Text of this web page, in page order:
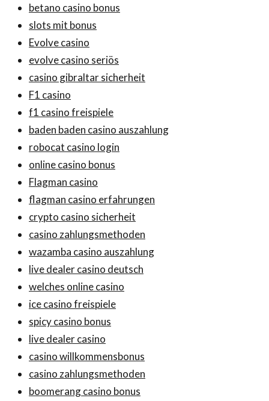
betano casino bonus
slots mit bonus
Evolve casino
evolve casino seriös
casino gibraltar sicherheit
F1 casino
f1 casino freispiele
baden baden casino auszahlung
robocat casino login
online casino bonus
Flagman casino
flagman casino erfahrungen
crypto casino sicherheit
casino zahlungsmethoden
wazamba casino auszahlung
live dealer casino deutsch
welches online casino
ice casino freispiele
spicy casino bonus
live dealer casino
casino willkommensbonus
casino zahlungsmethoden
boomerang casino bonus